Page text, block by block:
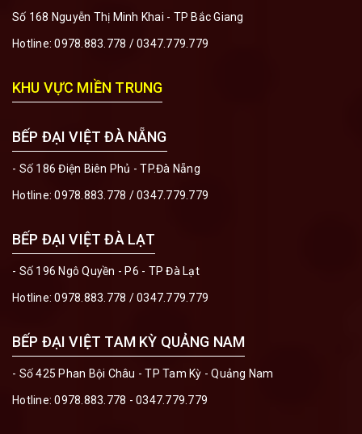
Số 168 Nguyễn Thị Minh Khai - TP Bắc Giang
Hotline:0978.883.778 /0347.779.779
KHU VỰC MIỀN TRUNG
BẾP ĐẠI VIỆT ĐÀ NẴNG
- Số 186 Điện Biên Phủ - TP.Đà Nẵng
Hotline:0978.883.778 /0347.779.779
BẾP ĐẠI VIỆT ĐÀ LẠT
- Số 196 Ngô Quyền - P6 - TP Đà Lạt
Hotline:0978.883.778 /0347.779.779
BẾP ĐẠI VIỆT TAM KỲ QUẢNG NAM
- Số 425 Phan Bội Châu - TP Tam Kỳ - Quảng Nam
Hotline:0978.883.778 - 0347.779.779